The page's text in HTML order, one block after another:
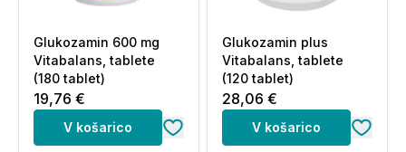
Glukozamin 600 mg
Vitabalans, tablete
(180 tablet)
19,76 €
V košarico
Glukozamin plus
Vitabalans, tablete
(120 tablet)
28,06 €
V košarico